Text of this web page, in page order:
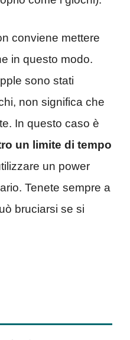
conviene mettere
in questo modo.
sono stati
non significa che
In questo caso è
un limite di tempo
un power
Tenete sempre a
bruciarsi se si